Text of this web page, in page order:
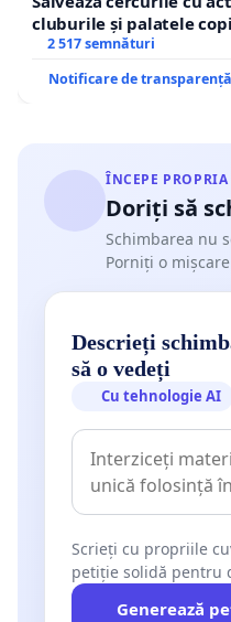
cluburile și palatele
2 517 semnături
Notificare de transparență
ÎNCEPE
Doriți să
Schimbarea nu
Porniți o
Descrieți
să o vedeți
Cu tehnologie AI
Scrieți cu propriile
petiție solidă pentru
Generează